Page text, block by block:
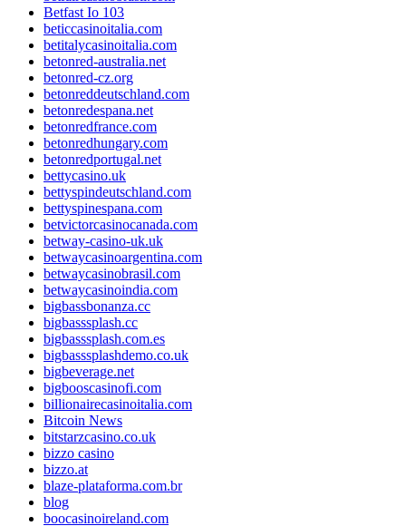
Betfast Io 103
beticcasinoitalia.com
betitalycasinoitalia.com
betonred-australia.net
betonred-cz.org
betonreddeutschland.com
betonredespana.net
betonredfrance.com
betonredhungary.com
betonredportugal.net
bettycasino.uk
bettyspindeutschland.com
bettyspinespana.com
betvictorcasinocanada.com
betway-casino-uk.uk
betwaycasinoargentina.com
betwaycasinobrasil.com
betwaycasinoindia.com
bigbassbonanza.cc
bigbasssplash.cc
bigbasssplash.com.es
bigbasssplashdemo.co.uk
bigbeverage.net
bigbooscasinofi.com
billionairecasinoitalia.com
Bitcoin News
bitstarzcasino.co.uk
bizzo casino
bizzo.at
blaze-plataforma.com.br
blog
boocasinoireland.com